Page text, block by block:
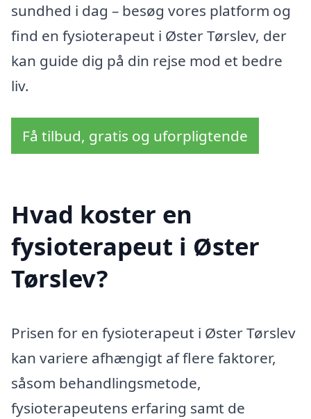
sundhed i dag – besøg vores platform og
find en fysioterapeut i Øster Tørslev, der
kan guide dig på din rejse mod et bedre
liv.
Få tilbud, gratis og uforpligtende
Hvad koster en
fysioterapeut i Øster
Tørslev?
Prisen for en fysioterapeut i Øster Tørslev
kan variere afhængigt af flere faktorer,
såsom behandlingsmetode,
fysioterapeutens erfaring samt de